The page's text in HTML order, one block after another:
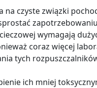
czyste związki
wymagają
coraz więcej
tych
ich mniej